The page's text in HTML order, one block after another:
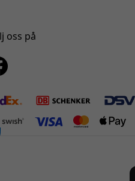
oss på